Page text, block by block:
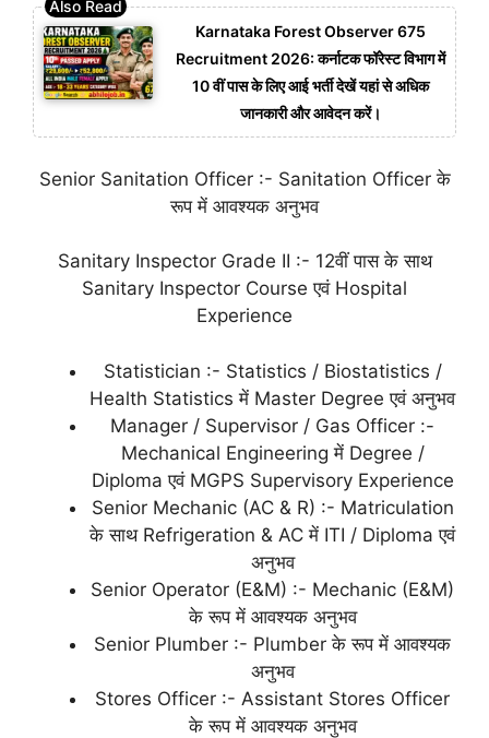
Karnataka Forest Observer 675
Recruitment 2026: कर्नाटक फॉरेस्ट विभाग में
10 वीं पास के लिए आई भर्ती देखें यहां से अधिक
जानकारी और आवेदन करें।
Senior Sanitation Officer :- Sanitation Officer के
रूप में आवश्यक अनुभव
Sanitary Inspector Grade II :- 12वीं पास के साथ
Sanitary Inspector Course एवं Hospital
Experience
Statistician :- Statistics / Biostatistics /
Health Statistics में Master Degree एवं अनुभव
Manager / Supervisor / Gas Officer :-
Mechanical Engineering में Degree /
Diploma एवं MGPS Supervisory Experience
Senior Mechanic (AC & R) :- Matriculation
के साथ Refrigeration & AC में ITI / Diploma एवं
अनुभव
Senior Operator (E&M) :- Mechanic (E&M)
के रूप में आवश्यक अनुभव
Senior Plumber :- Plumber के रूप में आवश्यक
अनुभव
Stores Officer :- Assistant Stores Officer
के रूप में आवश्यक अनुभव